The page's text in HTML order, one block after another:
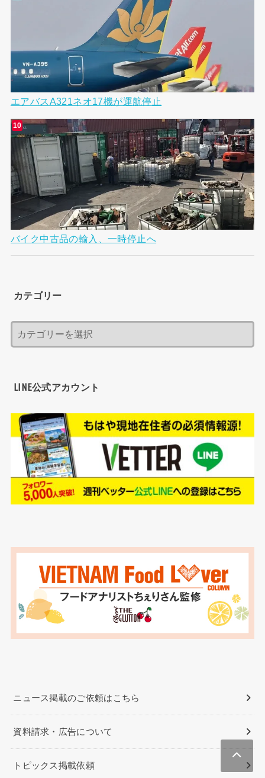
エアバスA321ネオ17機が運航停止
バイク中古品の輸入、一時停止へ
カテゴリー
LINE公式アカウント
ニュース掲載のご依頼はこちら
資料請求・広告について
トピックス掲載依頼